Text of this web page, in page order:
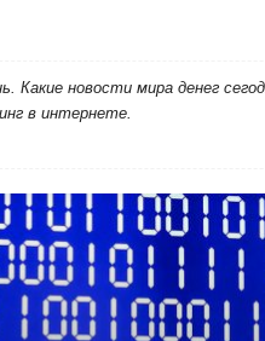
Какие новости мира денег
в интернете.